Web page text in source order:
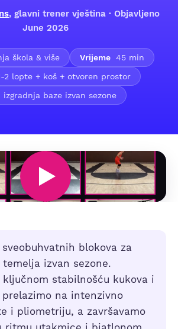
, glavni trener vještina · Objavljeno
June 2026
škola & više Vrijeme 45 min
2 lopte + koš + otvoren prostor
izgradnja baze izvan sezone
sveobuhvatnih blokova za
izvan sezone.
ključnom stabilnošću kukova i
prelazimo na intenzivno
i pliometriju, a završavamo